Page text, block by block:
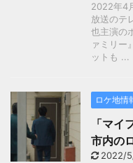
2022年4
放送のテ
也主演の
ァミリー
ットも ...
ロケ地情
「マイ
市内の
2022/